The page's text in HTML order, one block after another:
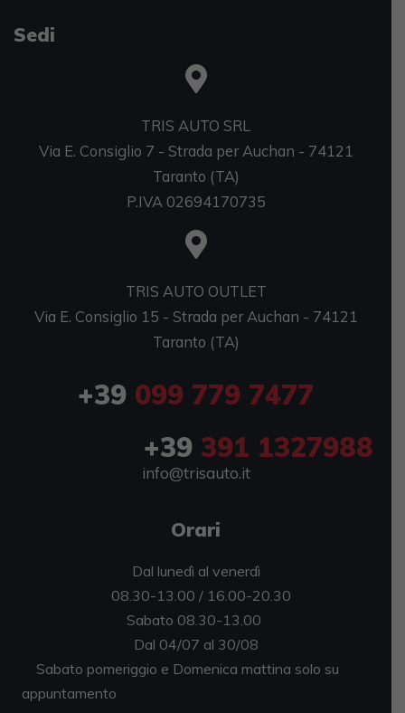
Sedi
TRIS AUTO SRL
Via E. Consiglio 7 - Strada per Auchan - 74121
Taranto (TA)
P.IVA 02694170735
TRIS AUTO OUTLET
Via E. Consiglio 15 - Strada per Auchan - 74121
Taranto (TA)
+39 099 779 7477
+39 391 1327988
info@trisauto.it
Orari
Dal lunedì al venerdì
08.30-13.00 / 16.00-20.30
Sabato 08.30-13.00
Dal 04/07 al 30/08
Sabato pomeriggio e Domenica mattina solo su
appuntamento